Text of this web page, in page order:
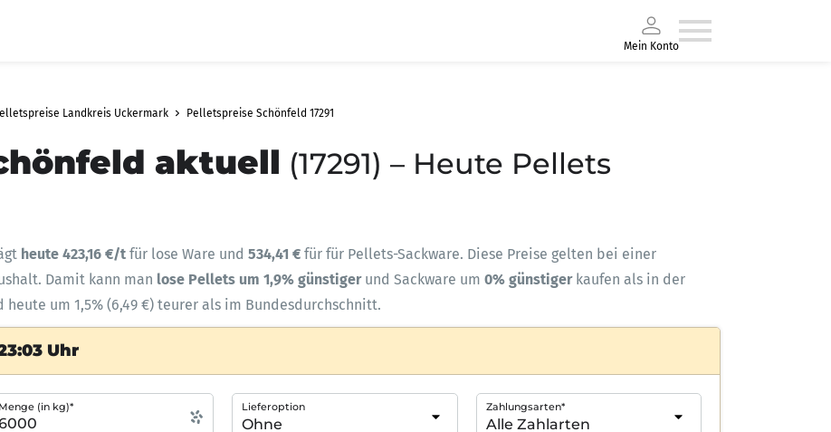
Mein Konto
Landkreis Uckermark Pelletspreise Schönfeld 17291
aktuell (17291) – Heute Pellets
heute 423,16 €/t für lose Ware und 534,41 € für für Pellets-Sackware. Diese Preise gelten bei einer
Damit kann man lose Pellets um 1,9% günstiger und Sackware um 0% günstigerkaufen als in der
heute um 1,5% (6,49 €) teurer als im Bundesdurchschnitt.
Uhr
Menge (in kg)* Lieferoption Zahlungsarten*